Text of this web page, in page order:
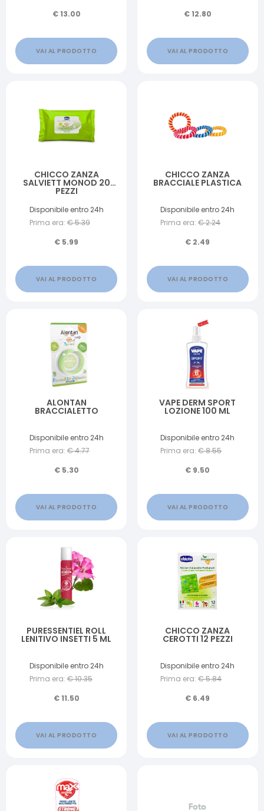
€13.00
VAI AL PRODOTTO
€12.80
VAI AL PRODOTTO
CHICCO ZANZA
SALVIETT MONOD 20
PEZZI
Disponibile entro 24h
Prima era: €5.39
€ 5.99
VAI AL PRODOTTO
CHICCO ZANZA
BRACCIALE PLASTICA
Disponibile entro 24h
Prima era: €2.24
€ 2.49
VAI AL PRODOTTO
ALONTAN
BRACCIALETTO
Disponibile entro 24h
Prima era: €4.77
€ 5.30
VAI AL PRODOTTO
VAPE DERM SPORT
LOZIONE 100 ML
Disponibile entro 24h
Prima era: €8.55
€ 9.50
VAI AL PRODOTTO
PURESSENTIEL ROLL
LENITIVO INSETTI 5 ML
Disponibile entro 24h
Prima era: €10.35
€11.50
VAI AL PRODOTTO
CHICCO ZANZA
CEROTTI 12 PEZZI
Disponibile entro 24h
Prima era: €5.84
€ 6.49
VAI AL PRODOTTO